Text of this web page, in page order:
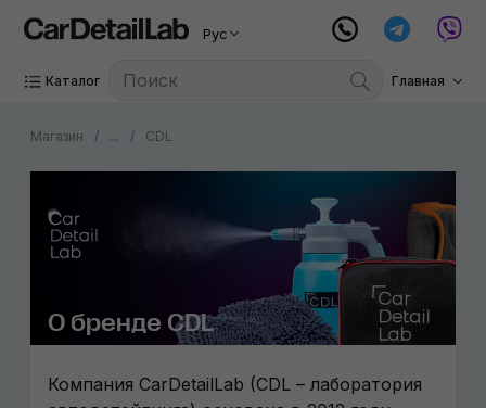
Рус
Каталог Главная
Магазин ... CDL
О бренде CDL
Компания CarDetailLab (CDL – лаборатория